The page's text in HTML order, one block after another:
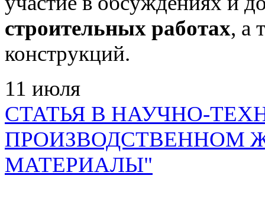
строительных работах, а
конструкций.
11 июля
СТАТЬЯ В НАУЧНО-
ПРОИЗВОДСТВЕННОМ
МАТЕРИАЛЫ"